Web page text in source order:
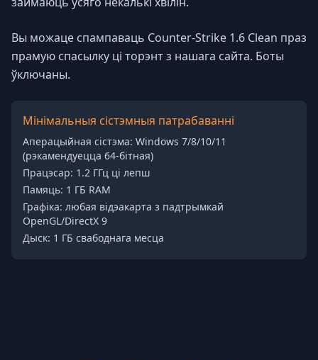
Вы можаце спампаваць Counter-Strike 1.6 Clean праз
прамую спасылку ці торэнт з нашага сайта. Боты
ўключаны.
Мінімальныя сістэмныя патрабаванні
Аперацыйная сістэма: Windows 7/8/10/11
(рэкамендуецца 64-бітная)
Працэсар: 1.2 ГГц ці лепш
Памяць: 1 ГБ RAM
Графіка: любая відэакарта з падтрымкай
OpenGL/DirectX 9
Дыск: 1 ГБ свабоднага месца